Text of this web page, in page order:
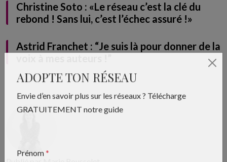
ADOPTE TON RÉSEAU
Envie d’en savoir plus sur les réseaux ? Télécharge
Christine Soto : «Le réseau c’est la clé du
rebond ! Sans lui, c’est l’échec assuré !»
Astrid Franchet : “Je suis là pour donner de la